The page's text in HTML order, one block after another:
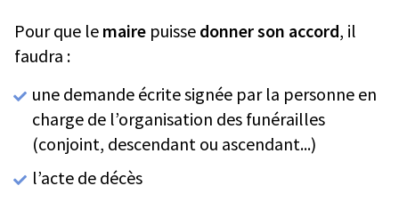
Pour que le maire puisse donner son accord, il
faudra :
une demande écrite signée par la personne en
charge de l’organisation des funérailles
(conjoint, descendant ou ascendant...)
l’acte de décès